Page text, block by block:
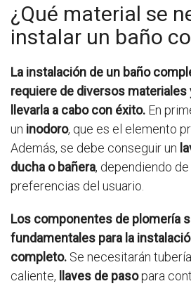
¿Qué material se
instalar un baño
La instalación de un baño
requiere de diversos materiales
llevarla a cabo con éxito. En
un inodoro, que es el elemento
Además, se debe conseguir un
ducha o bañera, dependiendo
preferencias del usuario.
Los componentes de plomería
fundamentales para la
completo. Se necesitarán
caliente, llaves de pasopara